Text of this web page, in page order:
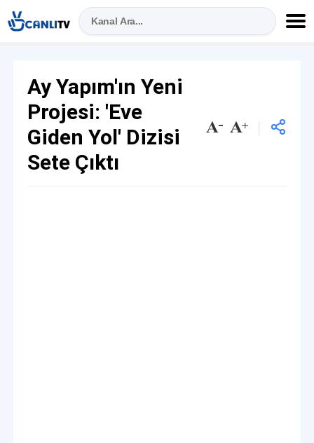
Ay Yapım'ın Yeni
Projesi: 'Eve
Giden Yol' Dizisi
Sete Çıktı